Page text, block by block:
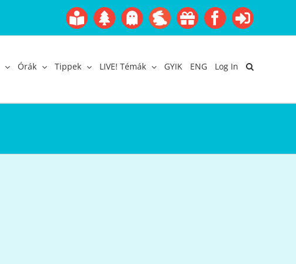
Boofairy
Gyerekangol
AdventHalloween
EasterAkcióFacebook
Login
Órák Tippek LIVE! Témák GYIK ENG Log In